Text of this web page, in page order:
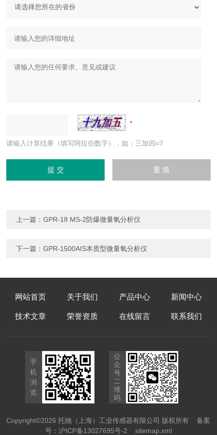
请输入计算结果（填写阿拉伯数字），如：三加四=7
上一篇：GPR-18 MS-2防爆微量氧分析仪
下一篇：GPR-1500AIS本质型微量氧分析仪
网站首页 关于我们 产品中心 新闻中心
技术文章 荣誉资质 在线留言 联系我们
手
机
浏
览
公
众
号
二
维
码
Copyright©2026 托驰（上海）工业传感器有限公司 版权所有备案
号：沪ICP备13027695号-2
sitemap.xml